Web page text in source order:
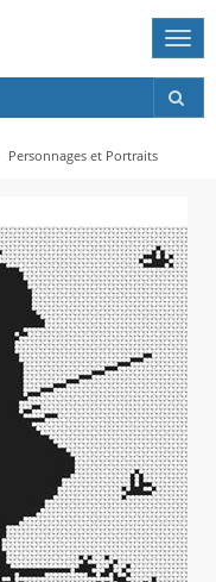
Personnages et Portraits